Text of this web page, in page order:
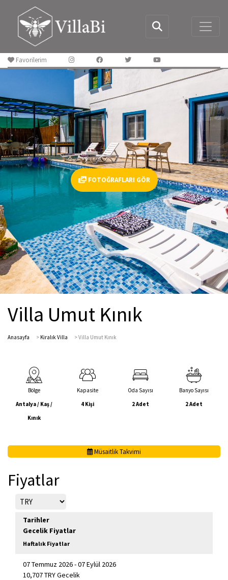
Favorilerim
FOTOĞRAFLARI GÖR
Villa Umut Kınık
Anasayfa > Kiralık Villa >Villa Umut Kınık
Bölge
Antalya / Kaş /
Kınık
Kapasite
4 Kişi
Oda Sayısı
2 Adet
Banyo Sayısı
2 Adet
Müsaitlik Takvimi
Fiyatlar
Tarihler
Gecelik Fiyatlar
Haftalık Fiyatlar
07 Temmuz 2026 - 07 Eylül 2026
10,707 TRY Gecelik